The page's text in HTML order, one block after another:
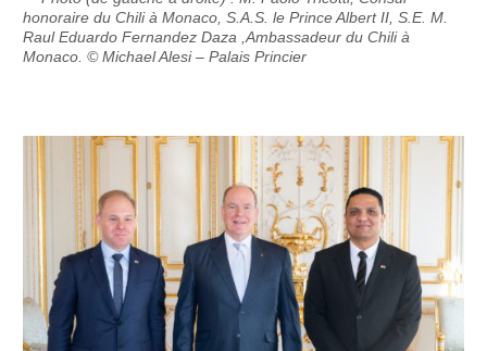
honoraire du Chili à Monaco, S.A.S. le Prince Albert II, S.E. M.
Raul Eduardo Fernandez Daza ,Ambassadeur du Chili à
Monaco. © Michael Alesi – Palais Princier